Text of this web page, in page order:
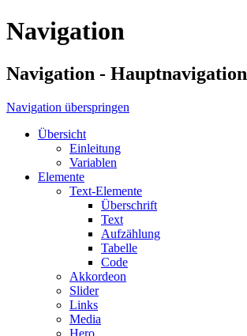
Navigation
Navigation - Hauptnavigation
Navigation überspringen
Übersicht
Einleitung
Variablen
Elemente
Text-Elemente
Überschrift
Text
Aufzählung
Tabelle
Code
Akkordeon
Slider
Links
Media
Hero